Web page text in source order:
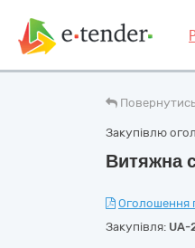
Закупівлю
Витяжна
Оголошення
Закупівля: UA-